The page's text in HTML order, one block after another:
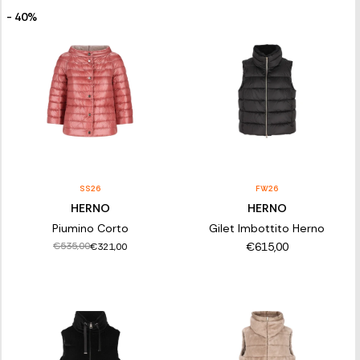
- 40%
SS26
HERNO
Piumino Corto
€535,00€321,00
FW26
HERNO
Gilet Imbottito Herno
€615,00